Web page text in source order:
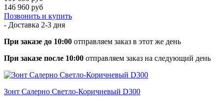
146 960 руб
Позвонить и купить
- Доставка 2-3 дня
При заказе до 10:00 отправляем заказ в этот же день
При заказе после 10:00 отправляем заказ на следующий день
Зонт Салерно Светло-Коричневый D300